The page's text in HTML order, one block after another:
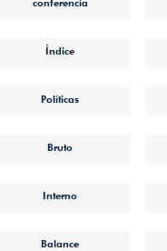
conferencia
Índice
Políticas
Bruto
Interno
Balance